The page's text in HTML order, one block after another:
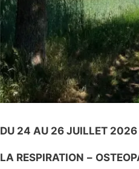
DU 24 AU 26 JUILLET 2026
LA RESPIRATION –